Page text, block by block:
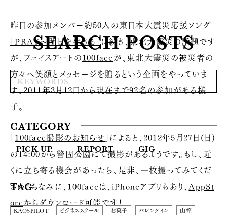
SEARCH POSTS
CATEGORY
PICK UP REPORT GIG
TAG
KAOSPILOT ビジネススクール お菓子 バレンタイン 山笠
昨日の参加メンバー約50人の東日本大震災応援ソング
「PRAY〜明日を生きる」に続き、東北大震災の話題です
が、フェイスアートの100faceが、東北大震災の被災者の
方々へ笑顔とメッセージを贈るという企画をやっていま
す。2011年3月12日から現在まで92名の参加がある様
子。
「100face撮影のお知らせ 」によると、2012年5月27日(日)
の14:00から警固公園にて撮影があるようです。もし、近
くに立ち寄る機会があったら、是非、一枚撮ってみてくだ
さい！ちなみに、100faceは、iPhoneアプリもあり、AppSt
oreからダウンロード可能です！